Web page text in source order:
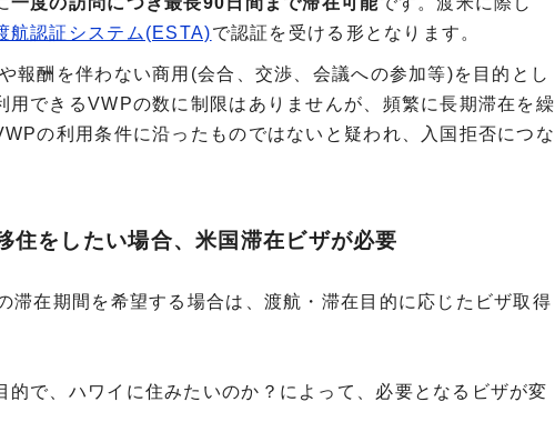
航認証システム(ESTA)で認証を受ける形となります。
報酬を伴わない商用(会合、交渉、会議への参加等)を目的とし
用できるVWPの数に制限はありませんが、頻繁に長期滞在を繰
の利用条件に沿ったものではないと疑われ、入国拒否につな
住をしたい場合、米国滞在ビザが必要
滞在期間を希望する場合は、渡航・滞在目的に応じたビザ取得
的で、ハワイに住みたいのか？によって、必要となるビザが変